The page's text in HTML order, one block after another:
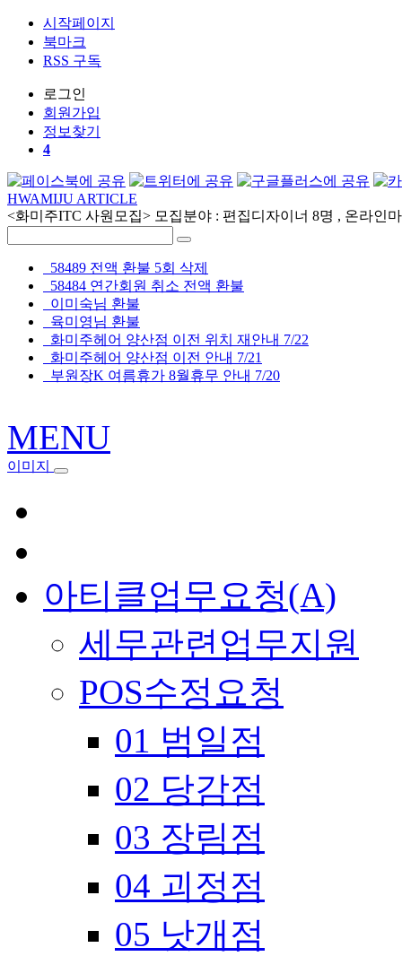
시작페이지
북마크
RSS 구독
로그인
회원 가입
정보찾기
4
HWAMIJU ARTICLE
<화미주ITC 사원모집> 모집분야 : 편집디자이너 8명 , 온라인
58489 전액 환불 5회 삭제
58484 연간회원 취소 전액 환불
이미숙님 환불
육미영님 환불
화미주헤어 양산점 이전 위치 재안내 7/22
화미주헤어 양산점 이전 안내 7/21
부원장K 여름휴가 8월휴무 안내 7/20
MENU
이미지
아티클업무요청(A)
세무관련업무지원
POS수정요청
01 범일점
02 당감점
03 장림점
04 괴정점
05 낫개점